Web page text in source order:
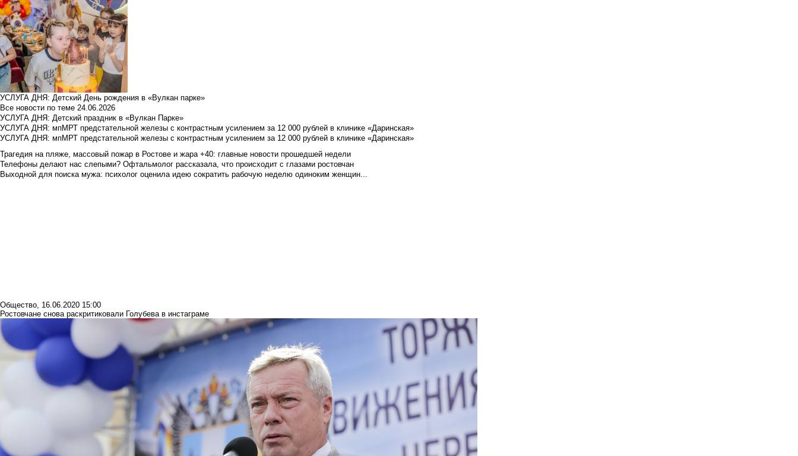
УСЛУГА ДНЯ: Детский День рождения в «Вулкан парке»
Все новости по теме 24.06.2026
УСЛУГА ДНЯ: Детский праздник в «Вулкан Парке»
УСЛУГА ДНЯ: мпМРТ предстательной железы с контрастным усилением за 12 000 рублей в клинике «Даринская»
УСЛУГА ДНЯ: мпМРТ предстательной железы с контрастным усилением за 12 000 рублей в клинике «Даринская»
Трагедия на пляже, массовый пожар в Ростове и жара +40: главные новости прошедшей недели
Телефоны делают нас слепыми? Офтальмолог рассказала, что происходит с глазами ростовчан
Выходной для поиска мужа: психолог оценила идею сократить рабочую неделю одиноким женщин...
Общество, 16.06.2020 15:00
Ростовчане снова раскритиковали Голубева в инстаграме